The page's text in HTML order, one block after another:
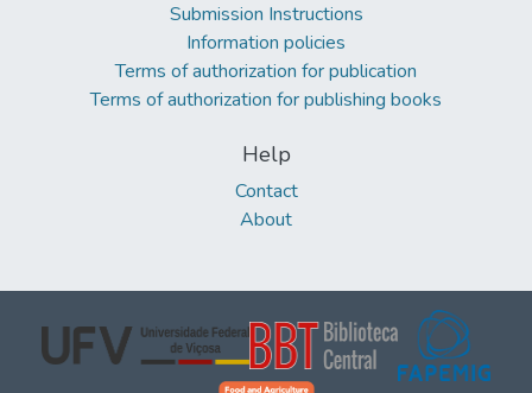
Submission Instructions
Information policies
Terms of authorization for publication
Terms of authorization for publishing books
Help
Contact
About